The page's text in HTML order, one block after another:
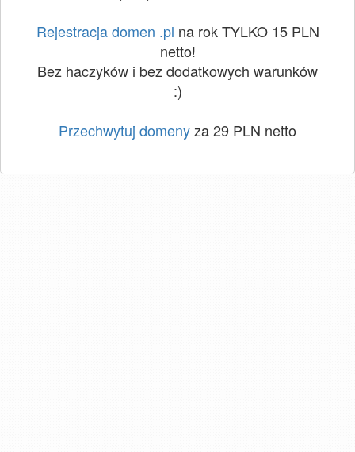
Rejestracja domen .pl na rok TYLKO 15 PLN
netto!
Bez haczyków i bez dodatkowych warunków
:)
Przechwytuj domenyza 29 PLN netto